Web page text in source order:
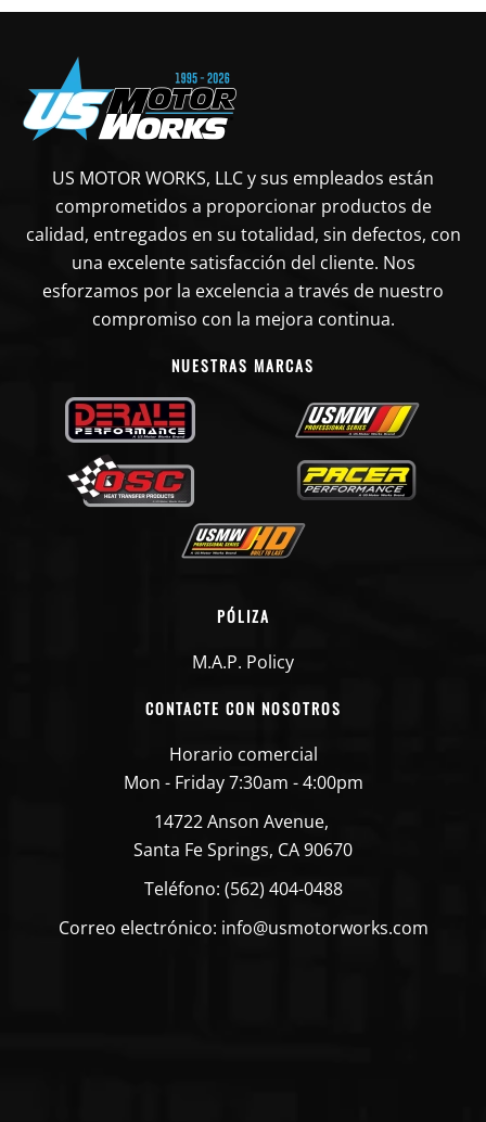
US MOTOR WORKS, LLC y sus empleados están
comprometidos a proporcionar productos de
calidad, entregados en su totalidad, sin defectos, con
una excelente satisfacción del cliente. Nos
esforzamos por la excelencia a través de nuestro
compromiso con la mejora continua.
NUESTRAS MARCAS
PÓLIZA
M.A.P. Policy
CONTACTE CON NOSOTROS
Horario comercial
Mon - Friday 7:30am - 4:00pm
14722 Anson Avenue,
Santa Fe Springs, CA 90670
Teléfono: (562) 404-0488
Correo electrónico: info@usmotorworks.com